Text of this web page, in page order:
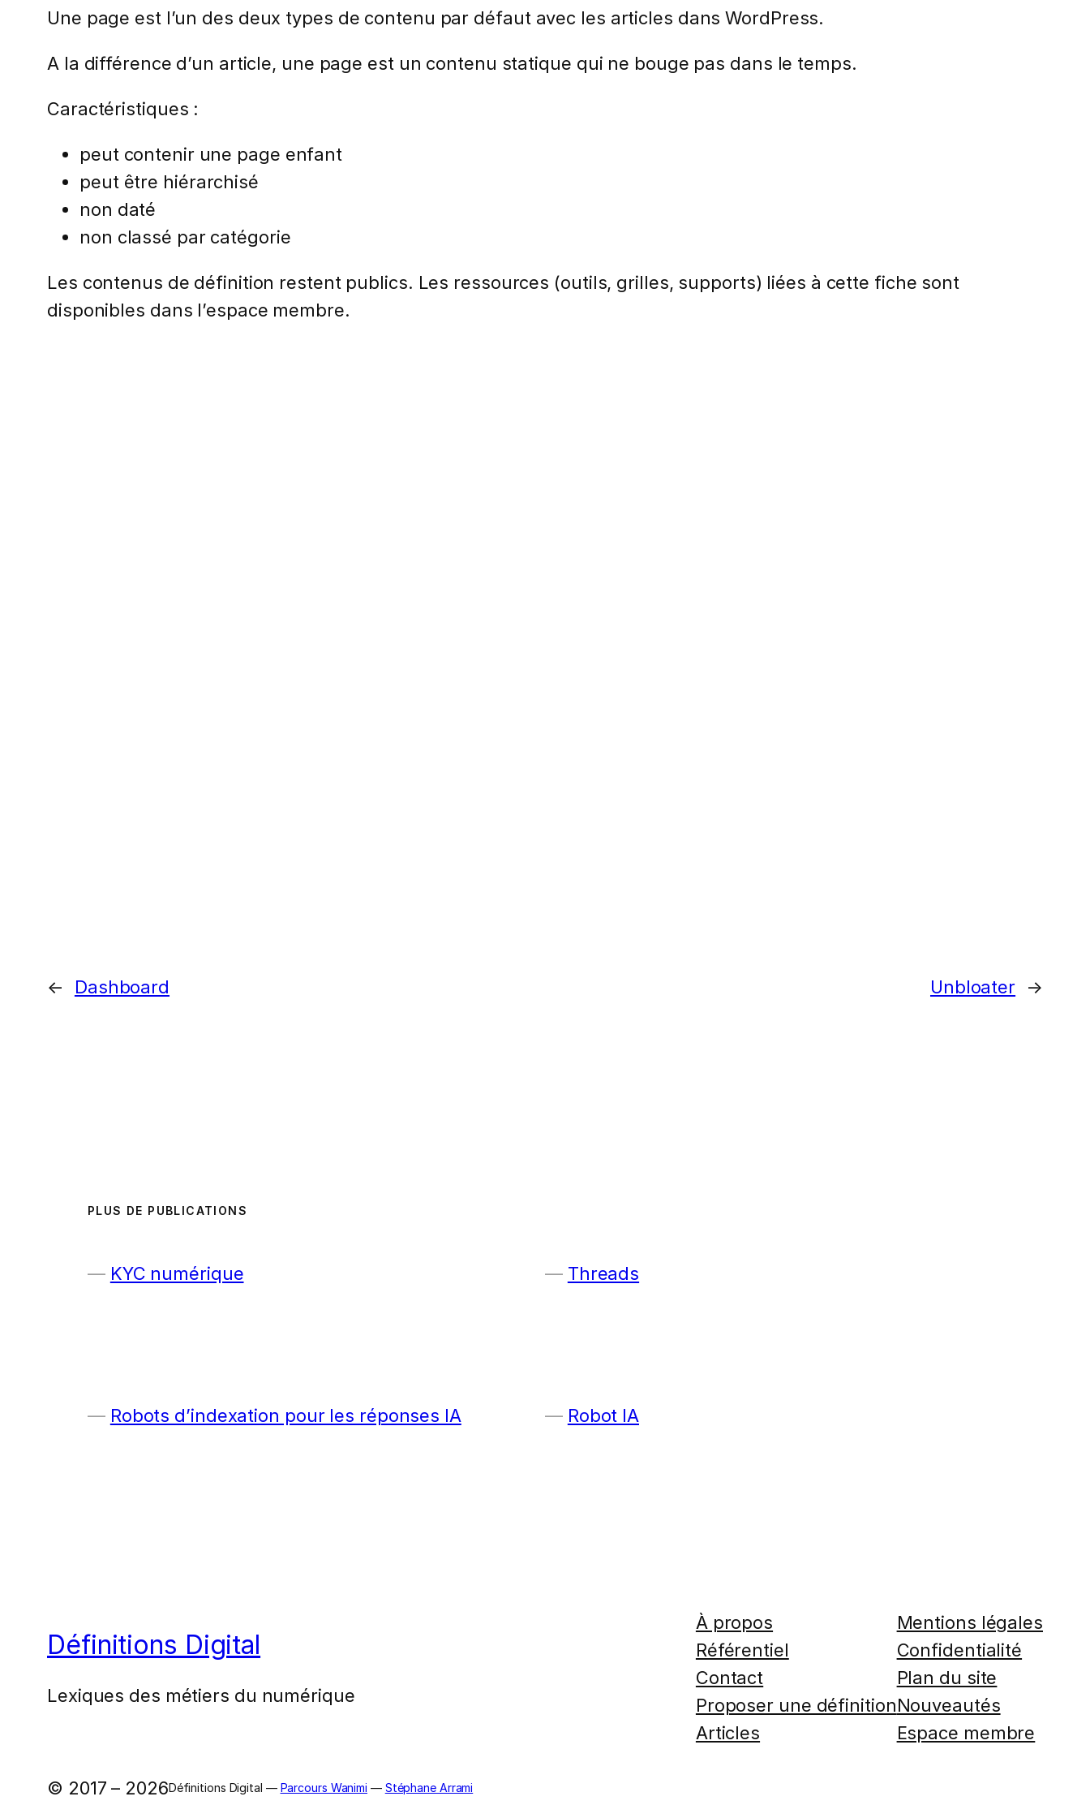
Une page est l’un des deux types de contenu par défaut avec les articles dans WordPress.
A la différence d’un article, une page est un contenu statique qui ne bouge pas dans le temps.
Caractéristiques :
peut contenir une page enfant
peut être hiérarchisé
non daté
non classé par catégorie
Les contenus de définition restent publics. Les ressources (outils, grilles, supports) liées à cette fiche sont
disponibles dans l’espace membre.
← Dashboard Unbloater →
PLUS DE PUBLICATIONS
KYC numérique Threads
Robots d’indexation pour les réponses IA Robot IA
Définitions Digital
Lexiques des métiers du numérique
À propos
Référentiel
Contact
Proposer une définition
Articles
Mentions légales
Confidentialité
Plan du site
Nouveautés
Espace membre
© 2017 – 2026Définitions Digital — Parcours Wanimi — Stéphane Arrami